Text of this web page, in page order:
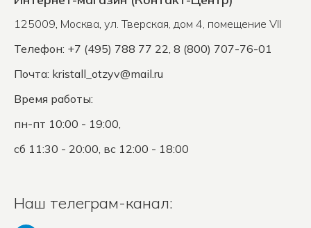
125009, Москва, ул. Тверская, дом 4, помещение VII
Телефон: +7 (495) 788 77 22, 8 (800) 707-76-01
Почта: kristall_otzyv@mail.ru
Время работы:
пн-пт 10:00 - 19:00,
сб 11:30 - 20:00, вс 12:00 - 18:00
Наш телеграм-канал: